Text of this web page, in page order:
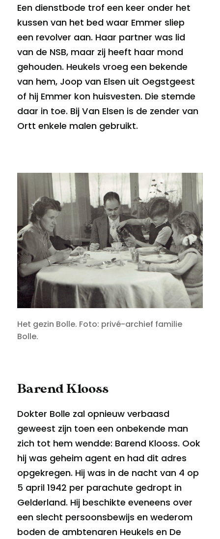
Een dienstbode trof een keer onder het
kussen van het bed waar Emmer sliep
een revolver aan. Haar partner was lid
van de NSB, maar zij heeft haar mond
gehouden. Heukels vroeg een bekende
van hem, Joop van Elsen uit Oegstgeest
of hij Emmer kon huisvesten. Die stemde
daar in toe. Bij Van Elsen is de zender van
Ortt enkele malen gebruikt.
Het gezin Bolle. Foto: privé-archief familie
Bolle.
Barend Klooss
Dokter Bolle zal opnieuw verbaasd
geweest zijn toen een onbekende man
zich tot hem wendde: Barend Klooss. Ook
hij was geheim agent en had dit adres
opgekregen. Hij was in de nacht van 4 op
5 april 1942 per parachute gedropt in
Gelderland. Hij beschikte eveneens over
een slecht persoonsbewijs en wederom
boden de ambtenaren Heukels en De